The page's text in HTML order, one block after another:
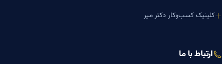
کلینیک کسب‌وکار دکتر میر
ارتباط با ما